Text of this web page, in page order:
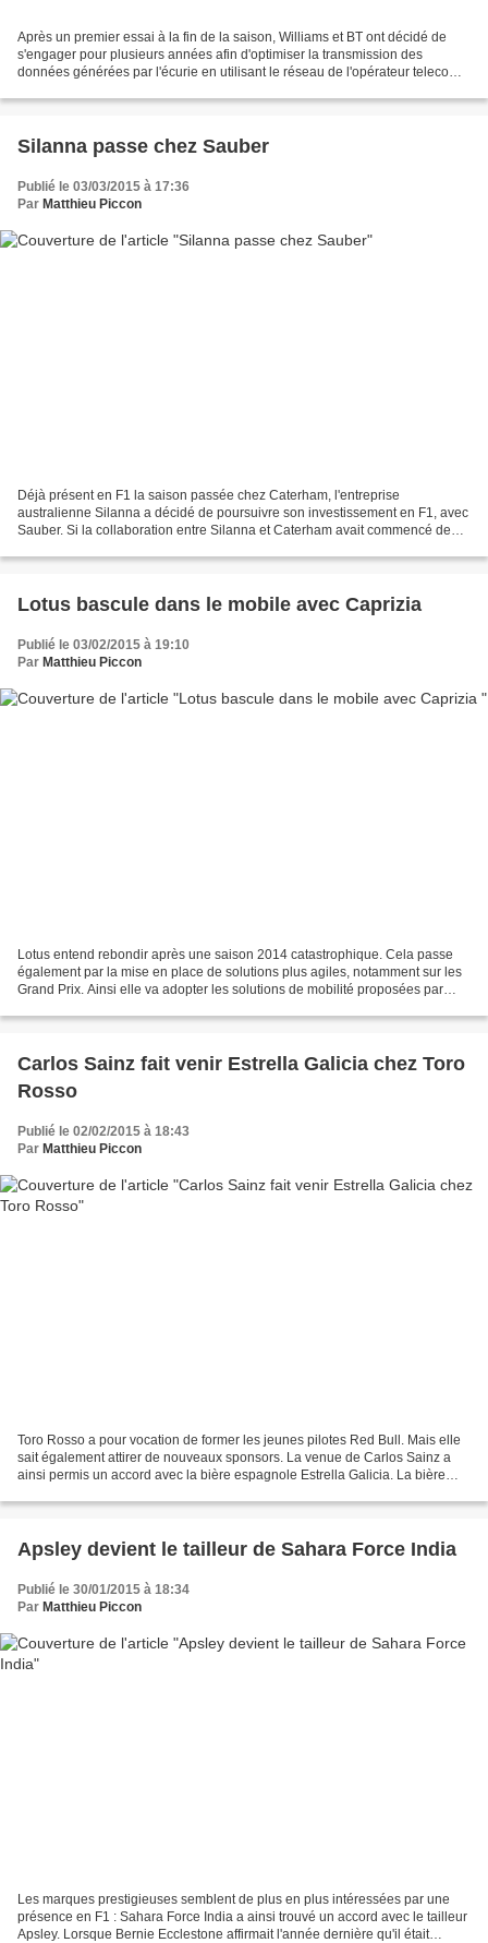
Après un premier essai à la fin de la saison, Williams et BT ont décidé de
s'engager pour plusieurs années afin d'optimiser la transmission des
données générées par l'écurie en utilisant le réseau de l'opérateur telecom.
Silanna passe chez Sauber
Publié le 03/03/2015 à 17:36
Par Matthieu Piccon
Déjà présent en F1 la saison passée chez Caterham, l'entreprise
australienne Silanna a décidé de poursuivre son investissement en F1, avec
Sauber. Si la collaboration entre Silanna et Caterham avait commencé de
Lotus bascule dans le mobile avec Caprizia
Publié le 03/02/2015 à 19:10
Par Matthieu Piccon
Lotus entend rebondir après une saison 2014 catastrophique. Cela passe
également par la mise en place de solutions plus agiles, notamment sur les
Grand Prix. Ainsi elle va adopter les solutions de mobilité proposées par
Carlos Sainz fait venir Estrella Galicia chez Toro
Rosso
Publié le 02/02/2015 à 18:43
Par Matthieu Piccon
Toro Rosso a pour vocation de former les jeunes pilotes Red Bull. Mais elle
sait également attirer de nouveaux sponsors. La venue de Carlos Sainz a
ainsi permis un accord avec la bière espagnole Estrella Galicia. La bière
Apsley devient le tailleur de Sahara Force India
Publié le 30/01/2015 à 18:34
Par Matthieu Piccon
Les marques prestigieuses semblent de plus en plus intéressées par une
présence en F1 : Sahara Force India a ainsi trouvé un accord avec le tailleur
Apsley. Lorsque Bernie Ecclestone affirmait l'année dernière qu'il était